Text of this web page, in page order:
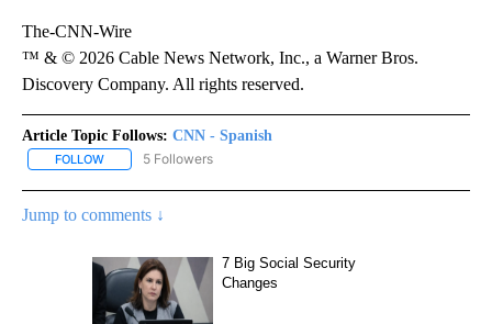
The-CNN-Wire
™ & © 2026 Cable News Network, Inc., a Warner Bros.
Discovery Company. All rights reserved.
Article Topic Follows: CNN - Spanish
FOLLOW FOLLOW "CNN - SPANISH" TO RECEIVE NOTIFICATIONS ABOUT
5 Followers
Jump to comments ↓